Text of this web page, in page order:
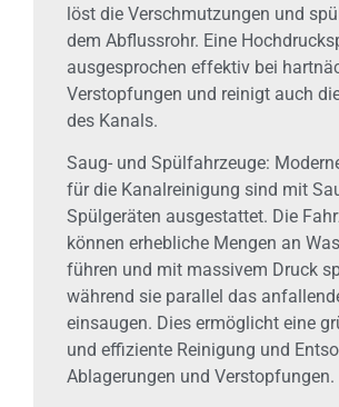
löst die Verschmutzungen und
dem Abflussrohr. Eine
ausgesprochen effektiv bei
Verstopfungen und reinigt auch
des Kanals.
Saug- und Spülfahrzeuge:
für die Kanalreinigung sind mit
Spülgeräten ausgestattet. Die
können erhebliche Mengen an
führen und mit massivem Druck
während sie parallel das
einsaugen. Dies ermöglicht eine
und effiziente Reinigung und
Ablagerungen und Verstopfungen.